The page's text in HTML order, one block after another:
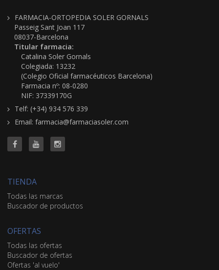
FARMACIA-ORTOPEDIA SOLER GORNALS
Passeig Sant Joan 117
08037-Barcelona
Titular farmacia:
Catalina Soler Gornals
Colegiada: 13232
(Colegio Oficial farmacéuticos Barcelona)
Farmacia nº: 08-0280
NIF: 37339170G
Telf: (+34) 934 576 339
Email: farmacia@farmaciasoler.com
TIENDA
Todas las marcas
Buscador de productos
OFERTAS
Todas las ofertas
Buscador de ofertas
Ofertas 'al vuelo'